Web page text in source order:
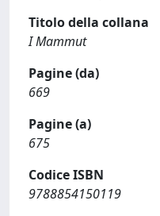
Titolo della collana
I Mammut
Pagine (da)
669
Pagine (a)
675
Codice ISBN
9788854150119